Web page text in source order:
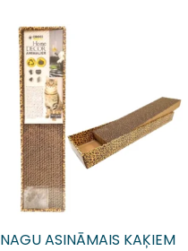
NAGU ASINĀMAIS KAĶIEM